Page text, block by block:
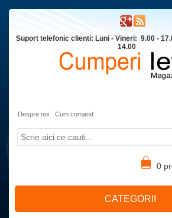
Suport telefonic clienti: Luni - Vineri: 9.00 -
14.00
Despre noi Cum comand
0
CATEGORII